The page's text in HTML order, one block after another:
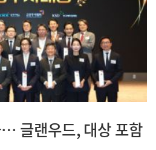
글랜우드, 대상 포함